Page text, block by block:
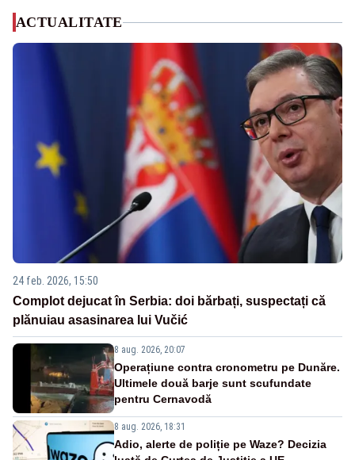
ACTUALITATE
24 feb. 2026, 15:50
Complot dejucat în Serbia: doi bărbați, suspectați că
plănuiau asasinarea lui Vučić
8 aug. 2026, 20:07
Operațiune contra cronometru pe Dunăre.
Ultimele două barje sunt scufundate
pentru Cernavodă
8 aug. 2026, 18:31
Adio, alerte de poliție pe Waze? Decizia